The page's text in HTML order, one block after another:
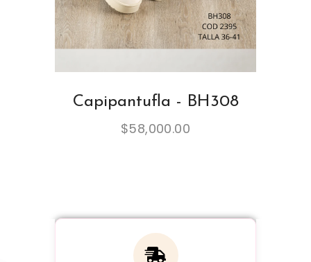
Capipantufla - BH308
$58,000.00